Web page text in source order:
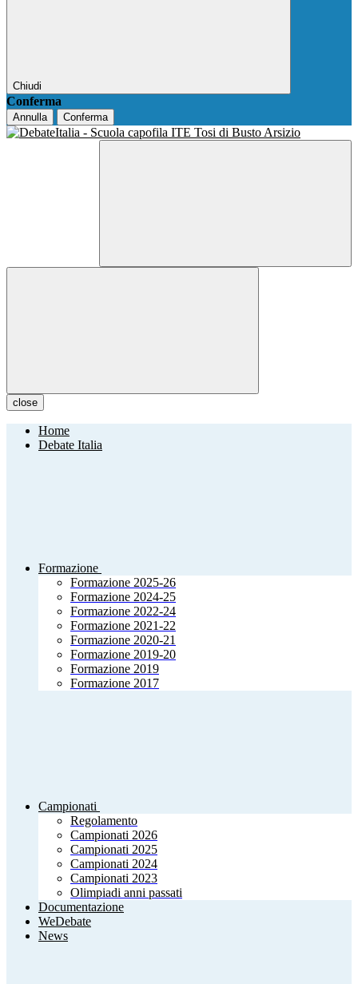
Chiudi
Conferma
Annulla Conferma
close
Home
Debate Italia
Formazione
Formazione 2025-26
Formazione 2024-25
Formazione 2022-24
Formazione 2021-22
Formazione 2020-21
Formazione 2019-20
Formazione 2019
Formazione 2017
Campionati
Regolamento
Campionati 2026
Campionati 2025
Campionati 2024
Campionati 2023
Olimpiadi anni passati
Documentazione
WeDebate
News